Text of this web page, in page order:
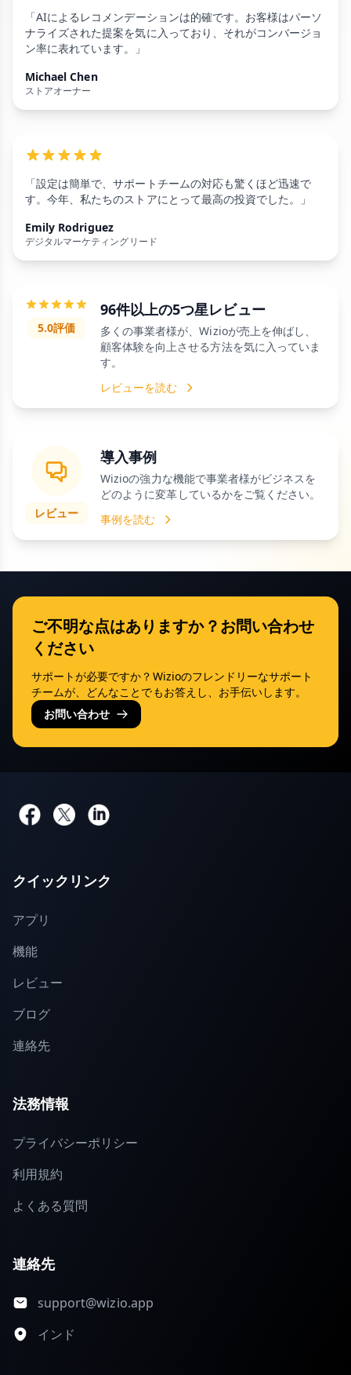
「AIによるレコメンデーションは的確です。お客様はパーソ
ナライズされた提案を気に入っており、それがコンバージョ
ン率に表れています。」
Michael Chen
ストアオーナー
「設定は簡単で、サポートチームの対応も驚くほど迅速で
す。今年、私たちのストアにとって最高の投資でした。」
Emily Rodriguez
デジタルマーケティングリード
5.0評価
96件以上の5つ星レビュー
多くの事業者様が、Wizioが売上を伸ばし、
顧客体験を向上させる方法を気に入っていま
す。
レビューを読む
レビュー
導入事例
Wizioの強力な機能で事業者様がビジネスを
どのように変革しているかをご覧ください。
事例を読む
ご不明な点はありますか？お問い合わせ
ください
サポートが必要ですか？Wizioのフレンドリーなサポート
チームが、どんなことでもお答えし、お手伝いします。
お問い合わせ
クイックリンク
アプリ
機能
レビュー
ブログ
連絡先
法務情報
プライバシーポリシー
利用規約
よくある質問
連絡先
support@wizio.app
インド